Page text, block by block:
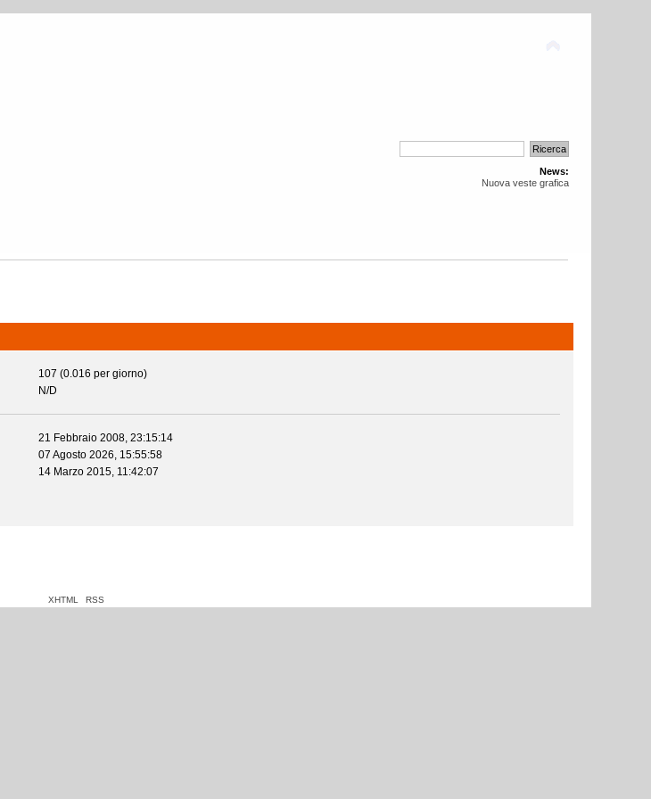
News:
Nuova veste grafica
107 (0.016 per giorno)
N/D
21 Febbraio 2008, 23:15:14
07 Agosto 2026, 15:55:58
14 Marzo 2015, 11:42:07
XHTML RSS